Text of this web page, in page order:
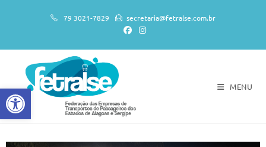
Abrir a barra de ferramentas
79 3021-7829 secretaria@fetralse.com.br
MENU